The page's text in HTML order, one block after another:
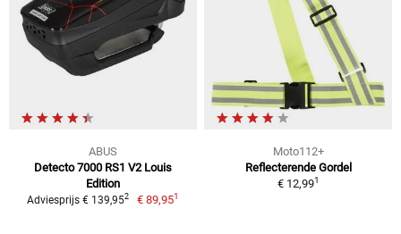
ABUS
Detecto 7000 RS1 V2 Louis
Edition
Adviesprijs € 139,952 € 89,951
Moto112+
Reflecterende Gordel
€ 12,991